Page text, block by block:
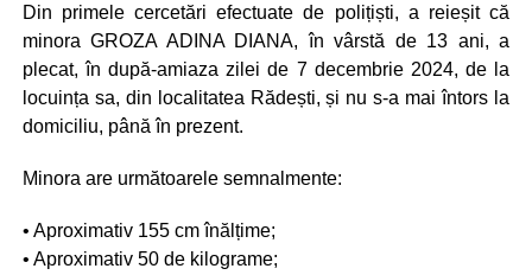
Din primele cercetări efectuate de polițiști, a reieșit că
minora GROZA ADINA DIANA, în vârstă de 13 ani, a
plecat, în după-amiaza zilei de 7 decembrie 2024, de la
locuința sa, din localitatea Rădești, și nu s-a mai întors la
domiciliu, până în prezent.
Minora are următoarele semnalmente:
• Aproximativ 155 cm înălțime;
• Aproximativ 50 de kilograme;